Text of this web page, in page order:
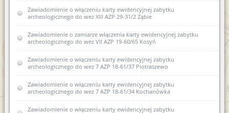
Zawiadomienie o zamiarze włączenia do karty ewidencyjnej
zabytku archeologicznego lądowego do wojewódzkiej
ewidencji zabytków 1 AZP 29-57/19 Dylewo
Zawiadomienie o zamiarze włączenia do karty ewidencyjnej
zabytku archeologicznego lądowego do wojewódzkiej
ewidencji zabytków XLII AZP 25-61/72 Bartąg
Zawiadomienie o zamiarze włączenia do karty ewidencyjnej
zabytku archeologicznego lądowego do wojewódzkiej
ewidencji zabytków III AZP 15-53/12 Nowe Monasterzysko
Zawiadomienie o włączeniu karty ewidencyjnej zabytku
Zawiadomienie o włączeniu karty ewidencyjnej zabytku
archeologicznego do wez XIII AZP 29-31/2 Ząbie
Zawiadomienie o zamiarze włączenia karty ewidencyjnej zabytku
archeologicznego do wez VII AZP 19-60/65 Kosyń
Zawiadomienie o włączeniu karty ewidencyjnej zabytku
archeologicznego do wez 7 AZP 18-61/37 Piotraszewo
Zawiadomienie o włączeniu karty ewidencyjnej zabytku
archeologicznego do wez 7 AZP 18-61/34 Kochanówka
Zawiadomienie o włączeniu karty ewidencyjnej zabytku